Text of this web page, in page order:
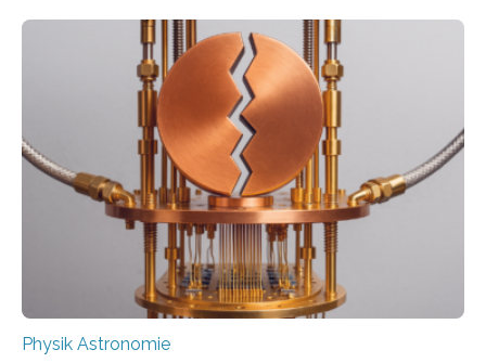
Messungen verwenden. Das hatte man jahrzehntelang
vermutet, weltweit war nach den passenden
Atomkern-Zuständen gesucht worden, 2024 gelang
einem Team der TU Wien mit Unterstützung
internationaler Partner der entscheidende Durchbruch:
Der lange diskutierte Thorium-Kernübergang wurde
gefunden. Kurz darauf konnte man zeigen, dass sich
Thorium tatsächlich nutzen lässt, um hochpräzise…
Physik Astronomie